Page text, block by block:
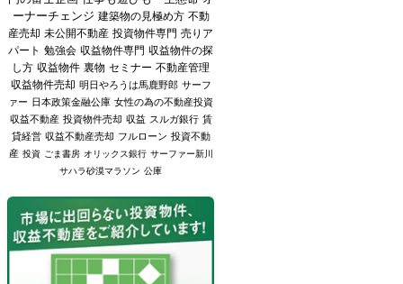
ーナーチェンジ 建築物の見極め方 不動
産売却 未公開不動産 投資物件専門 売りア
パート 勉強会 収益物件専門 収益物件の探
し方 収益物件 裏物 セミナー 不動産管理
収益物件売却 明日やろうは馬鹿野郎 サーフ
ァー 日本政策金融公庫 女性の為の不動産投資
収益不動産 投資物件売却 収益 スルガ銀行 賃
貸経営 収益不動産売却 フルローン 投資不動
産 投資 ごま書房 オリックス銀行 サーファー新川
サハラ砂漠マラソン 公庫